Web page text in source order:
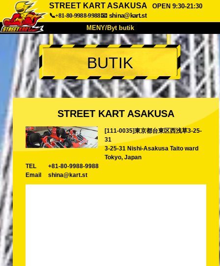
STREET KART ASAKUSA
OPEN 9:30-21:30
📞+81-80-9988-9988📧 shina@kart.st
MENY/Byt butik
HEM
Om oss Specifikationer Pris
Hitta hit Röster FAQ
Företag Boka
Byt butik
Tokyo Shinagawa Tokyo Akihabara#1
Tokyo Akihabara#2 Tokyo Shibuya
Tokyo Shibuya Annex
BUTIK
STREET KART ASAKUSA
[111-0035]東京都台東区西浅草3-25-
31
3-25-31 Nishi-Asakusa Taito ward
Tokyo, Japan
TEL
+81-80-9988-9988
Email
shina@kart.st